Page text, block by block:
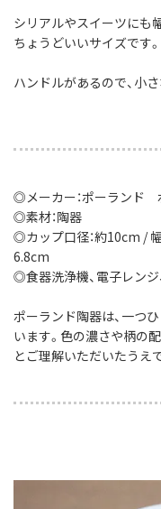
シリアルやスイーツにも
ちょうどいいサイズです。
ハンドルがあるので、小
◎メーカー：ポーランド
◎素材：陶器
◎カップ口径：約10cm / 幅
6.8cm
◎食器洗浄機、電子レンジ
ポーランド陶器は、一つ
います。色の濃さや柄の
とご理解いただいたうえ